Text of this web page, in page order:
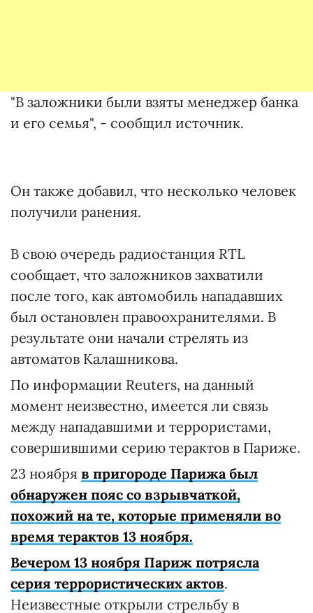
"В заложники были взяты менеджер банка
и его семья", - сообщил источник.
Он также добавил, что несколько человек
получили ранения.
В свою очередь радиостанция RTL
сообщает, что заложников захватили
после того, как автомобиль нападавших
был остановлен правоохранителями. В
результате они начали стрелять из
автоматов Калашникова.
По информации Reuters, на данный
момент неизвестно, имеется ли связь
между нападавшими и террористами,
совершившими серию терактов в Париже.
23 ноября в пригороде Парижа был
обнаружен пояс со взрывчаткой,
похожий на те, которые применяли во
время терактов 13 ноября.
Вечером 13 ноября Париж потрясла
серия террористических актов.
Неизвестные открыли стрельбу в